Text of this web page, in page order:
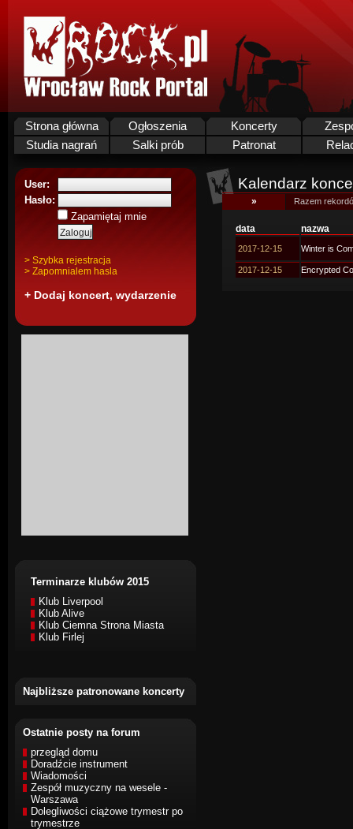
Strona główna Ogłoszenia Koncerty
Studia nagrań
Salki prób Patronat
User:
Hasło:
Zapamiętaj mnie
> Szybka rejestracja
> Zapomnialem hasla
+ Dodaj koncert, wydarzenie
Terminarze klubów 2015
Klub Liverpool
Klub Alive
Klub Ciemna Strona Miasta
Klub Firlej
Najbliższe patronowane koncerty
Ostatnie posty na forum
przegląd domu
Doradźcie instrument
Wiadomości
Zespół muzyczny na wesele -
Warszawa
Dolegliwości ciążowe trymestr po
trymestrze
Kalendarz
» Razem
data nazwa
2017-12-15 Winter is
2017-12-15 Encrypted